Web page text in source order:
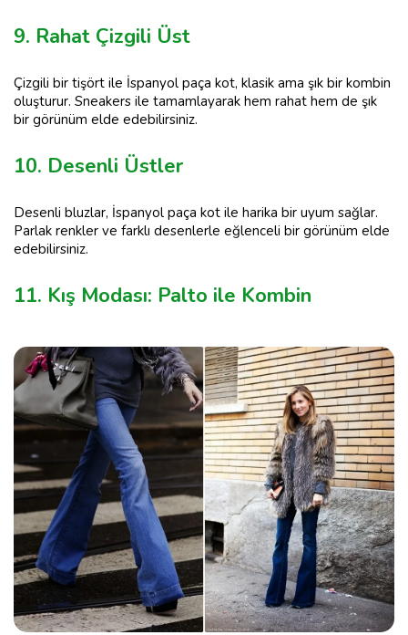
9. Rahat Çizgili Üst
Çizgili bir tişört ile İspanyol paça kot, klasik ama şık bir kombin
oluşturur. Sneakers ile tamamlayarak hem rahat hem de şık
bir görünüm elde edebilirsiniz.
10. Desenli Üstler
Desenli bluzlar, İspanyol paça kot ile harika bir uyum sağlar.
Parlak renkler ve farklı desenlerle eğlenceli bir görünüm elde
edebilirsiniz.
11. Kış Modası: Palto ile Kombin